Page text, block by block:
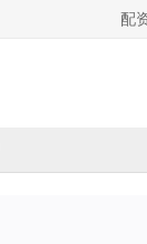
配